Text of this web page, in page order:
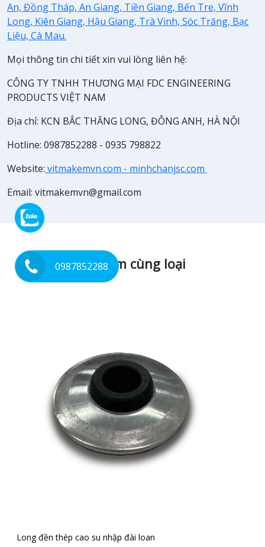
An, Đồng Tháp, An Giang, Tiền Giang, Bến Tre, Vĩnh
Long, Kiên Giang, Hậu Giang, Trà Vinh, Sóc Trăng, Bạc
Liệu, Cà Mau.
Mọi thông tin chi tiết xin vui lòng liên hệ:
CÔNG TY TNHH THƯƠNG MẠI FDC ENGINEERING
PRODUCTS VIỆT NAM
Địa chỉ: KCN BẮC THĂNG LONG, ĐÔNG ANH, HÀ NỘI
Hotline: 0987852288 - 0935 798822
Website: vitmakemvn.com - minhchanjsc.com
Email: vitmakemvn@gmail.com
Sản phẩm cùng loại
Long đền thép cao su nhập đài loan
0987852288